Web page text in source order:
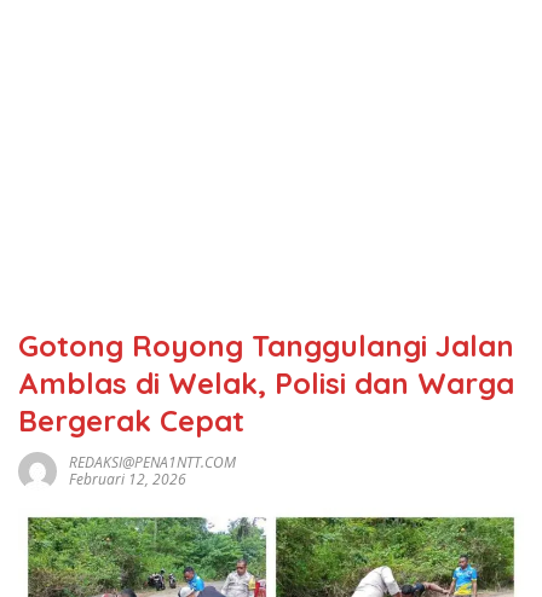
Gotong Royong Tanggulangi Jalan
Amblas di Welak, Polisi dan Warga
Bergerak Cepat
REDAKSI@PENA1NTT.COM
Februari 12, 2026